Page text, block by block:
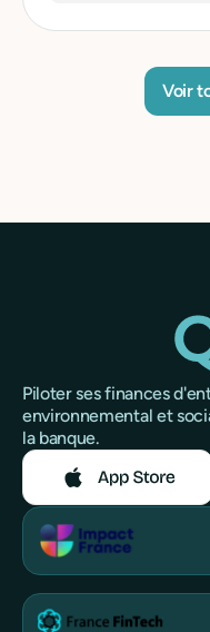
Voir
Piloter ses finances
environnemental et
la banque.